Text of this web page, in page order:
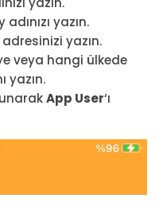
adınızı yazın.
yazın.
veya hangi ülkede
yazın.
App User‘ı